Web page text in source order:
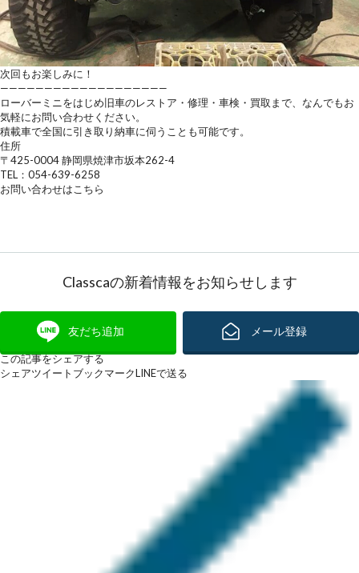
次回もお楽しみに！
———————————————————
ローバーミニをはじめ旧車のレストア・修理・車検・買取まで、なんでもお
気軽にお問い合わせください。
積載車で全国に引き取り納車に伺うことも可能です。
住所
〒425-0004 静岡県焼津市坂本262-4
TEL：054-639-6258
お問い合わせはこちら
Classcaの新着情報をお知らせします
友だち追加 メール登録
この記事をシェアする
シェアツイート ブックマークLINEで送る